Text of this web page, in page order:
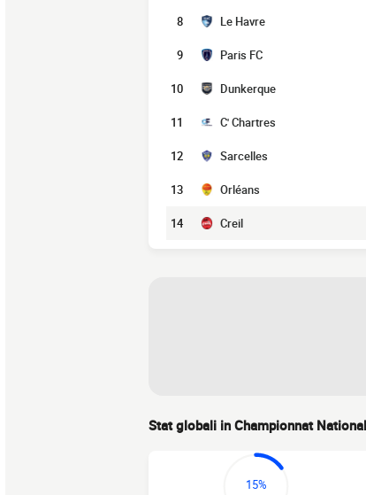
8 Le Havre
9 Paris FC
10 Dunkerque
11 C' Chartres
12 Sarcelles
13 Orléans
14 Creil
Stat globali in Championnat
15%